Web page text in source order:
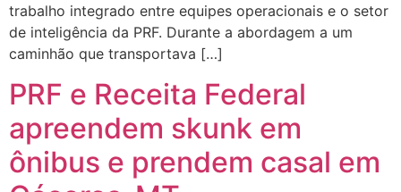
trabalho integrado entre equipes operacionais e o setor
de inteligência da PRF. Durante a abordagem a um
caminhão que transportava […]
PRF e Receita Federal
apreendem skunk em
ônibus e prendem casal em